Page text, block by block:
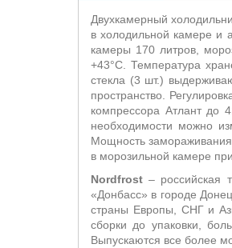
Двухкамерный
в холодильной камере и
камеры 170 литров,
+43°С. Температура
стекла (3 шт.)
пространство.
компрессора Атлант до
необходимости можно
Мощность замораживания
в морозильной камере
Nordfrost – российская
«Донбасс» в городе
страны Европы, СНГ и
сборки до упаковки,
Выпускаются все более